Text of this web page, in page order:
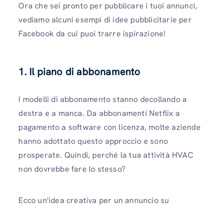
Ora che sei pronto per pubblicare i tuoi annunci,
vediamo alcuni esempi di idee pubblicitarie per
Facebook da cui puoi trarre ispirazione!
1. Il piano di abbonamento
I modelli di abbonamento stanno decollando a
destra e a manca. Da abbonamenti Netflix a
pagamento a software con licenza, molte aziende
hanno adottato questo approccio e sono
prosperate. Quindi, perché la tua attività HVAC
non dovrebbe fare lo stesso?
Ecco un'idea creativa per un annuncio su